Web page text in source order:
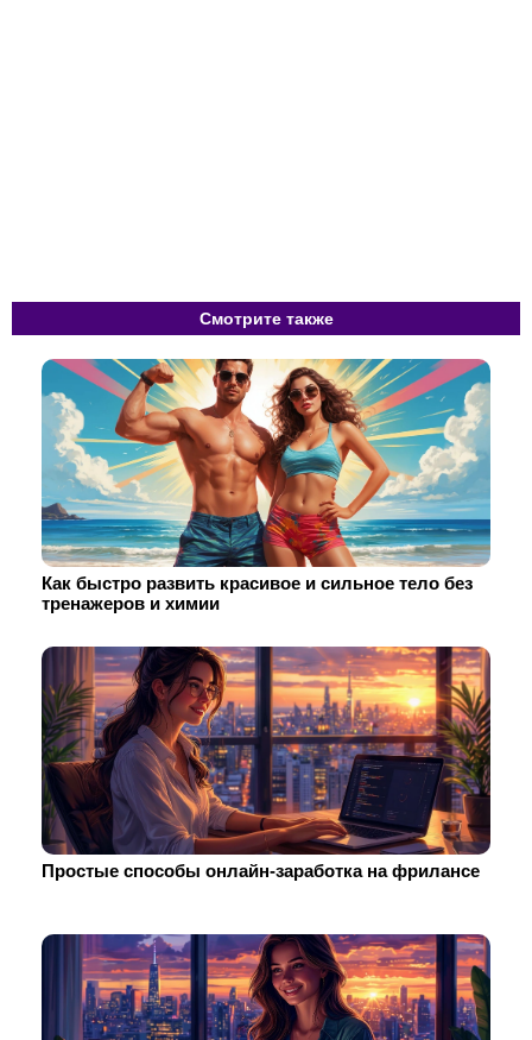
Смотрите также
Как быстро развить красивое и сильное тело без
тренажеров и химии
Простые способы онлайн-заработка на фрилансе